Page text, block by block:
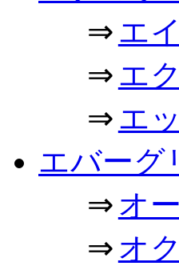
⇒ エ
⇒ エ
⇒ エ
エバーグ
⇒ オ
⇒ オ